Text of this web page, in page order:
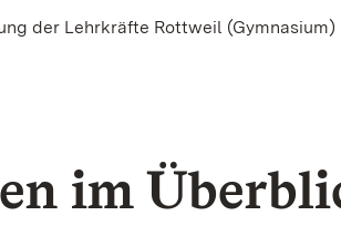
der Lehrkräfte Rottweil (Gymnasium)
im